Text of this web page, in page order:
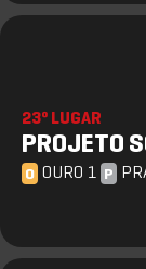
23º LUGAR
PROJETO
O OURO 1 P